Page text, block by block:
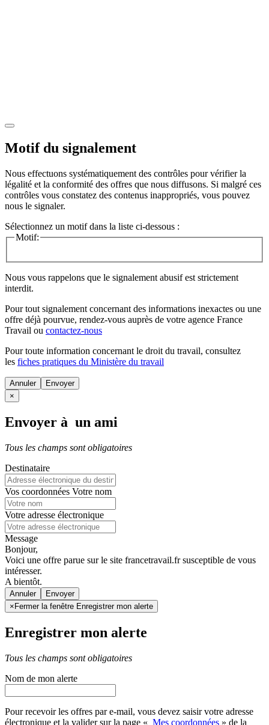
Motif du signalement
Nous effectuons systématiquement des contrôles pour vérifier la
légalité et la conformité des offres que nous diffusons. Si malgré ces
contrôles vous constatez des contenus inappropriés, vous pouvez
nous le signaler.
Sélectionnez un motif dans la liste ci-dessous :
Motif:
Nous vous rappelons que le signalement abusif est strictement
interdit.
Pour tout signalement concernant des informations inexactes ou une
offre déjà pourvue, rendez-vous auprès de votre agence France
Travail ou contactez-nous
Pour toute information concernant le droit du travail, consultez
les fiches pratiques du Ministère du travail
Annuler
×
Envoyer à un ami
Tous les champs sont obligatoires
Destinataire
Vos coordonnées Votre nom
Votre adresse électronique
Message
Bonjour,
Voici une offre parue sur le site francetravail.fr susceptible de vous
intéresser.
A bientôt.
Annuler
× Fermer la fenêtre Enregistrer mon alerte
Enregistrer mon alerte
Tous les champs sont obligatoires
Nom de mon alerte
Pour recevoir les offres par e-mail, vous devez saisir votre adresse
électronique et la valider sur la page « Mes coordonnées » de la